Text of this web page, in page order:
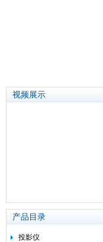
视频展示
产品目录
投影仪